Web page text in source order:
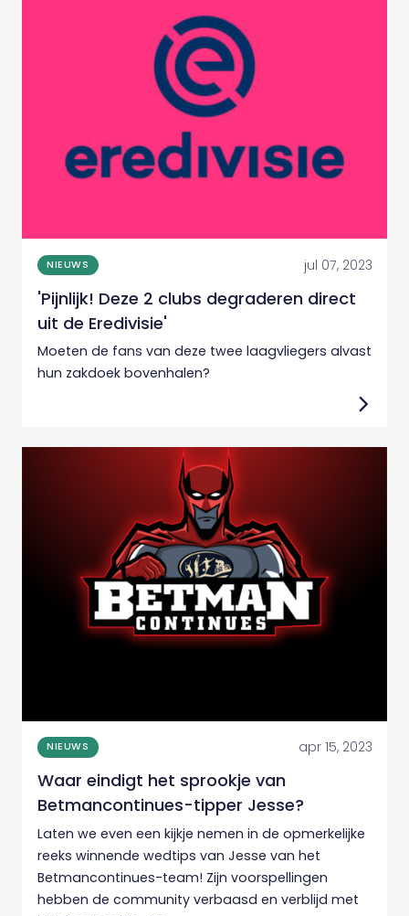
NIEUWS jul 07, 2023
'Pijnlijk! Deze 2 clubs degraderen direct
uit de Eredivisie'
Moeten de fans van deze twee laagvliegers alvast
hun zakdoek bovenhalen?
NIEUWS apr 15, 2023
Waar eindigt het sprookje van
Betmancontinues-tipper Jesse?
Laten we even een kijkje nemen in de opmerkelijke
reeks winnende wedtips van Jesse van het
Betmancontinues-team! Zijn voorspellingen
hebben de community verbaasd en verblijd met